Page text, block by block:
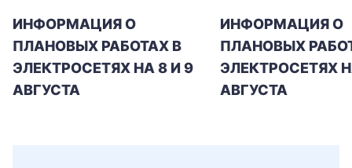
ИНФОРМАЦИЯ О
ПЛАНОВЫХ РАБОТАХ В
ЭЛЕКТРОСЕТЯХ НА 8 И 9
АВГУСТА
ИНФОРМАЦИЯ О
ПЛАНОВЫХ
ЭЛЕКТРОСЕТЯХ
АВГУСТА